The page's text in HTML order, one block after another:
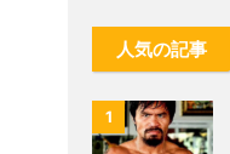
人気の記事
1